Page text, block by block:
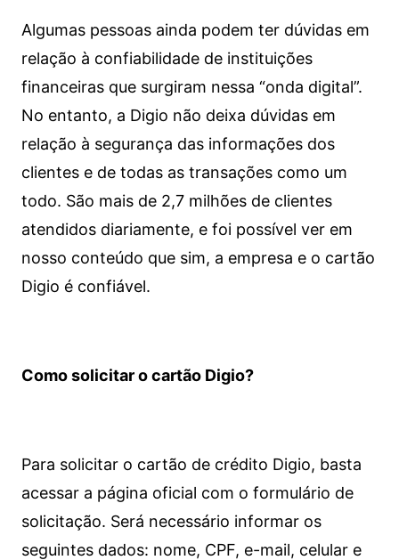
Algumas pessoas ainda podem ter dúvidas em
relação à confiabilidade de instituições
financeiras que surgiram nessa “onda digital”.
No entanto, a Digio não deixa dúvidas em
relação à segurança das informações dos
clientes e de todas as transações como um
todo. São mais de 2,7 milhões de clientes
atendidos diariamente, e foi possível ver em
nosso conteúdo que sim, a empresa e o cartão
Digio é confiável.
Como solicitar o cartão Digio?
Para solicitar o cartão de crédito Digio, basta
acessar a página oficial com o formulário de
solicitação. Será necessário informar os
seguintes dados: nome, CPF, e-mail, celular e